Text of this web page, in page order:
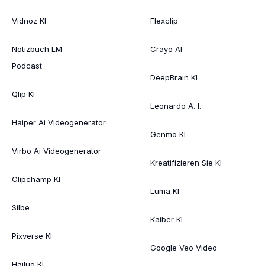
Vidnoz KI
Notizbuch LM
Podcast
Qlip KI
Haiper Ai Videogenerator
Virbo Ai Videogenerator
Clipchamp KI
Silbe
Pixverse KI
Flexclip
Crayo AI
DeepBrain KI
Leonardo A. I.
Genmo KI
Kreatifizieren Sie KI
Luma KI
Kaiber KI
Google Veo Video